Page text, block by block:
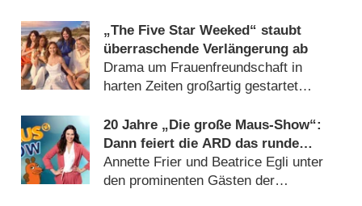
„The Five Star Weeked“ staubt
überraschende Verlängerung ab
Drama um Frauenfreundschaft in
harten Zeiten großartig gestartet
20 Jahre „Die große Maus-Show“:
Dann feiert die ARD das runde
Jubiläum
Annette Frier und Beatrice Egli unter
den prominenten Gästen der